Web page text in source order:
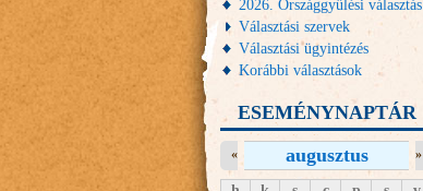
2026. Országgyűlési választás
Választási szervek
Választási ügyintézés
Korábbi választások
ESEMÉNYNAPTÁR
augusztus
« »